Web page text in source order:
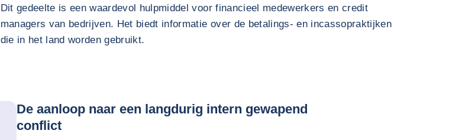
Dit gedeelte is een waardevol hulpmiddel voor financieel medewerkers en credit
managers van bedrijven. Het biedt informatie over de betalings- en incassopraktijken
die in het land worden gebruikt.
De aanloop naar een langdurig intern gewapend
conflict